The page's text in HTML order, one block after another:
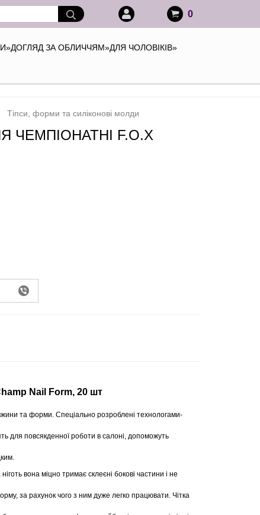
0
»ДОГЛЯД ЗА ОБЛИЧЧЯМ»ДЛЯ ЧОЛОВІКІВ»
Тіпси, форми та силіконові молди
F.O.X
Nail Form, 20 шт
та форми. Спеціально розроблені технологами-
для повсякденної роботи в салоні, допоможуть
вона міцно тримає склеєні бокові частини і не
за рахунок чого з ним дуже легко працювати. Чітка